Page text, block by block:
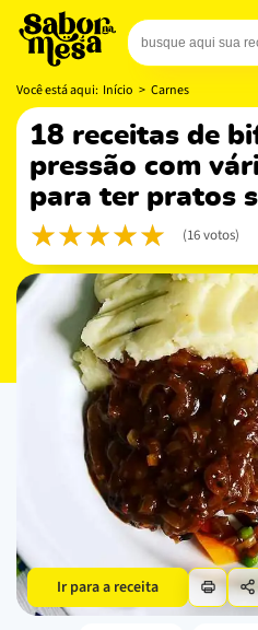
Você está aqui: Início > Carnes
18 receitas de bife de panela de
pressão com
para ter pratos
(16 votos)
Ir para a receita